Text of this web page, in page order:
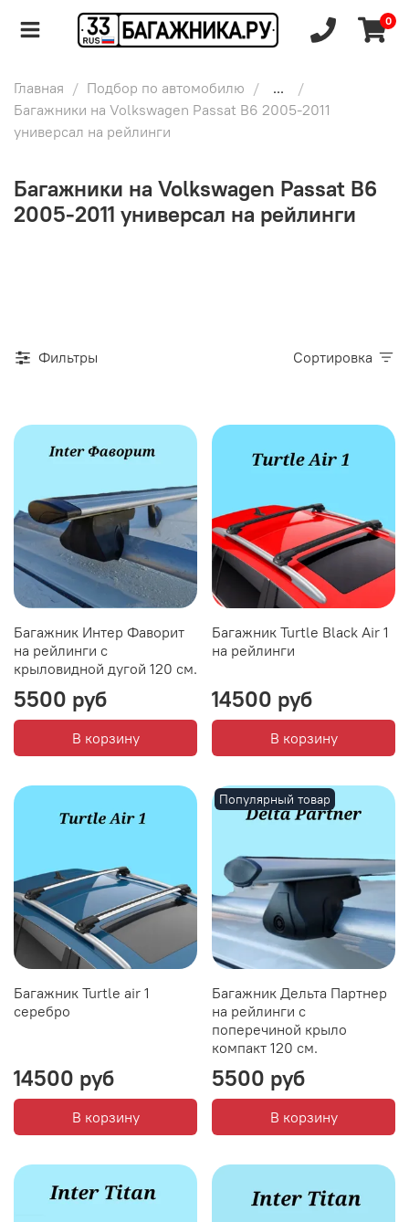
0
Главная Подбор по автомобилю
...
Багажники на Volkswagen Passat B6 2005-2011
универсал на рейлинги
Багажники на Volkswagen Passat B6
2005-2011 универсал на рейлинги
Фильтры Сортировка
Багажник Интер Фаворит
на рейлинги с
крыловидной дугой 120 см.
5500 руб
В корзину
Багажник Turtle Black Air 1
на рейлинги
14500 руб
В корзину
Багажник Turtle air 1
серебро
14500 руб
В корзину
Популярный товар
Багажник Дельта Партнер
на рейлинги с
поперечиной крыло
компакт 120 см.
5500 руб
В корзину